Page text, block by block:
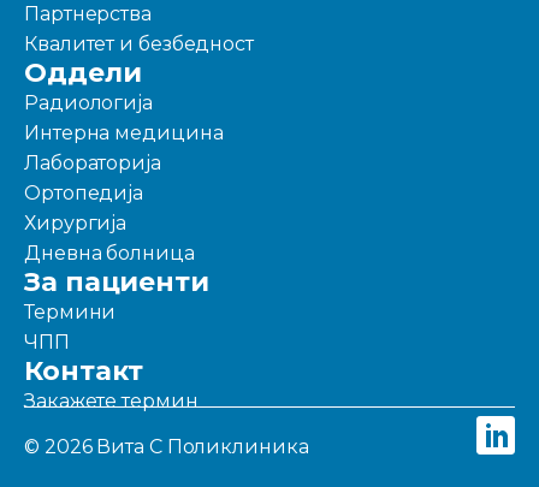
Партнерства
Квалитет и безбедност
Оддели
Радиологија
Интерна медицина
Лабораторија
Ортопедија
Хирургија
Дневна болница
За пациенти
Термини
ЧПП
Контакт
Закажете термин
© 2026 Вита С Поликлиника